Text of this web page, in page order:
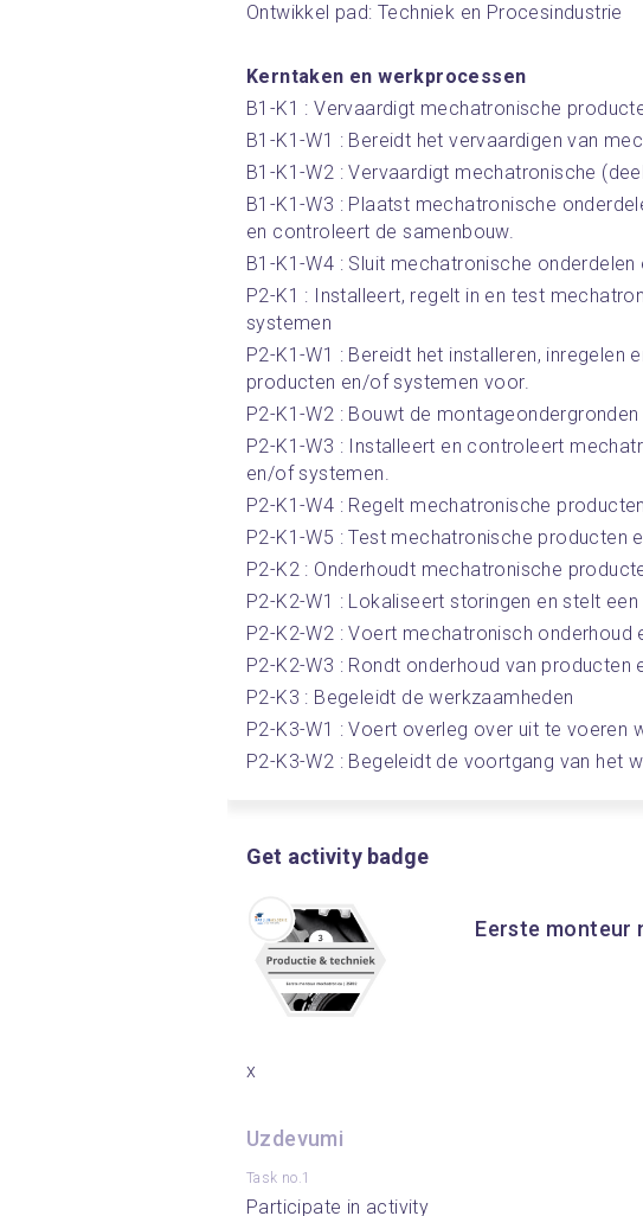
Ontwikkel pad: Techniek en Procesindustrie
Kerntaken en werkprocessen
B1-K1 : Vervaardigt mechatronische
B1-K1-W1 : Bereidt het vervaardigen van
B1-K1-W2 : Vervaardigt mechatronische
B1-K1-W3 : Plaatst mechatronische
en controleert de samenbouw.
B1-K1-W4 : Sluit mechatronische
P2-K1 : Installeert, regelt in en test
systemen
P2-K1-W1 : Bereidt het installeren, inregelen
producten en/of systemen voor.
P2-K1-W2 : Bouwt de montageondergronden
P2-K1-W3 : Installeert en controleert
en/of systemen.
P2-K1-W4 : Regelt mechatronische
P2-K1-W5 : Test mechatronische producten
P2-K2 : Onderhoudt mechatronische
P2-K2-W1 : Lokaliseert storingen en stelt
P2-K2-W2 : Voert mechatronisch
P2-K2-W3 : Rondt onderhoud van producten
P2-K3 : Begeleidt de werkzaamheden
P2-K3-W1 : Voert overleg over uit te voeren
P2-K3-W2 : Begeleidt de voortgang van het
Get activity badge
Eerste monteur
x
Uzdevumi
Task no.1
Participate in activity